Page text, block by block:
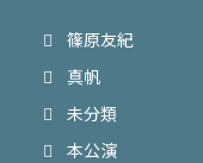
篠原友紀
真帆
未分類
本公演